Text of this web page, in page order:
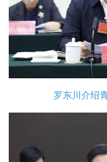
罗东川介绍